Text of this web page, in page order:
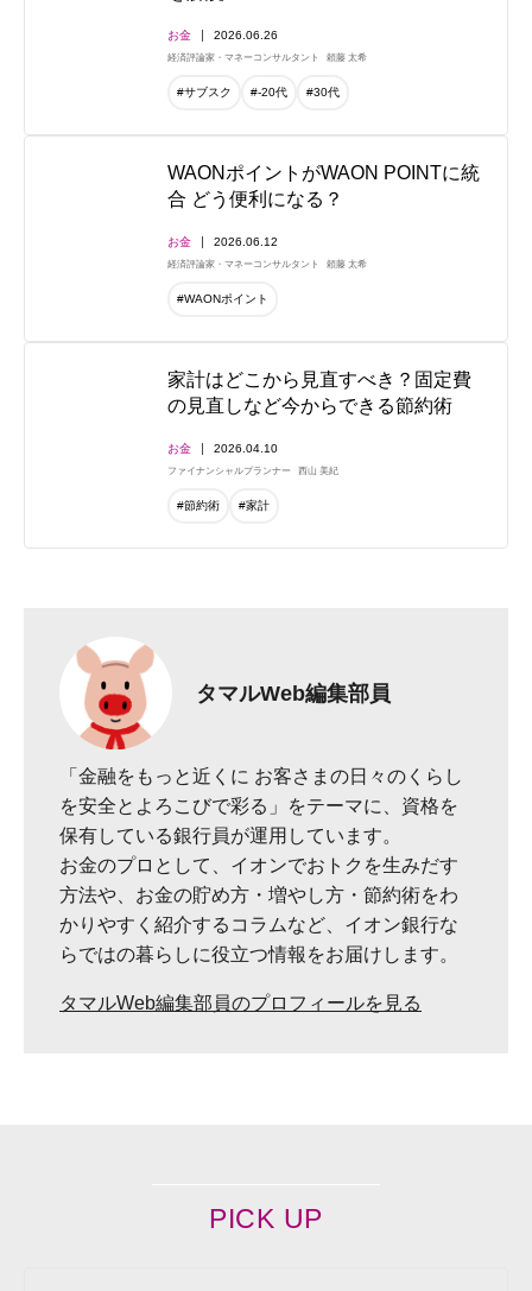
お金 2026.06.26
経済評論家・マネーコンサルタント 頼藤 太希
#サブスク #-20代 #30代
WAONポイントがWAON POINTに統
合 どう便利になる？
お金 2026.06.12
経済評論家・マネーコンサルタント 頼藤 太希
#WAONポイント
家計はどこから見直すべき？固定費
の見直しなど今からできる節約術
お金 2026.04.10
ファイナンシャルプランナー 西山 美紀
#節約術 #家計
タマルWeb編集部員
「金融をもっと近くに お客さまの日々のくらし
を安全とよろこびで彩る」をテーマに、資格を
保有している銀行員が運用しています。
お金のプロとして、イオンでおトクを生みだす
方法や、お金の貯め方・増やし方・節約術をわ
かりやすく紹介するコラムなど、イオン銀行な
らではの暮らしに役立つ情報をお届けします。
タマルWeb編集部員のプロフィールを見る
PICK UP